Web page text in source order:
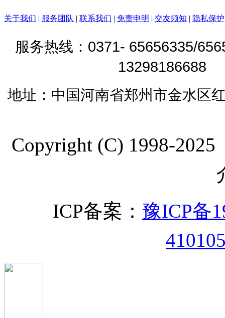
关于我们 | 服务团队 | 联系我们 | 免责申明 | 交友须知 | 隐私保护
服务热线： 0371- 65656335/
13298186688
地址： 中国河南省郑州市金水区
Copyright (C) 1998-
ICP备案： 豫ICP备